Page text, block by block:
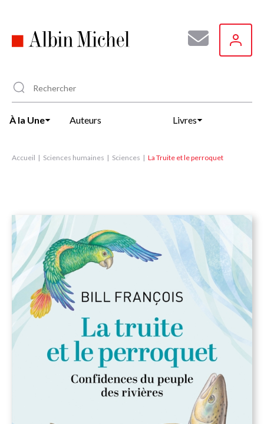
principal
À la Une Auteurs Livres
Accueil Sciences humaines Sciences La Truite et le perroquet